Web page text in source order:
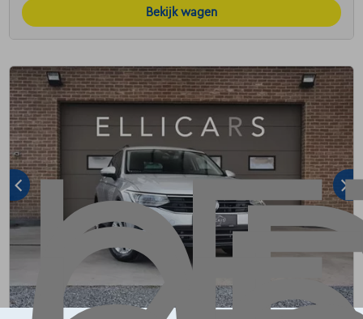
Bekijk wagen